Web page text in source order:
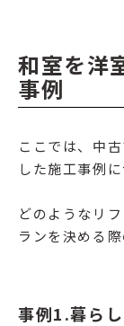
和室を洋
事例
ここでは、中
した施工事例
どのようなリ
ランを決める
事例1.暮ら